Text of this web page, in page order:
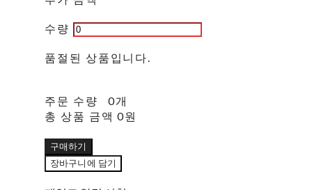
수량
품절된 상품입니다.
주문 수량
0개
총 상품 금액 0원
구매하기
장바구니에 담기